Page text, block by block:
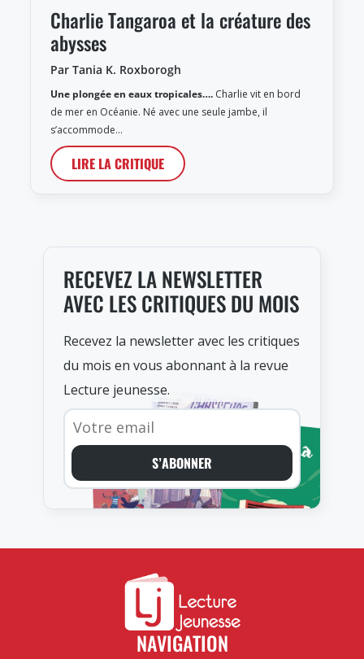
Charlie Tangaroa et la créature des
abysses
Par Tania K. Roxborogh
Une plongée en eaux tropicales…. Charlie vit en bord
de mer en Océanie. Né avec une seule jambe, il
s’accommode…
LIRE LA CRITIQUE
RECEVEZ LA NEWSLETTER
AVEC LES CRITIQUES DU MOIS
Recevez la newsletter avec les critiques
du mois en vous abonnant à la revue
Lecture jeunesse.
S’ABONNER
NAVIGATION